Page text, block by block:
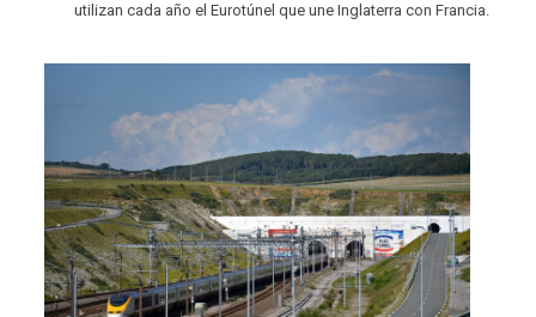
utilizan cada año el Eurotúnel que une Inglaterra con Francia.